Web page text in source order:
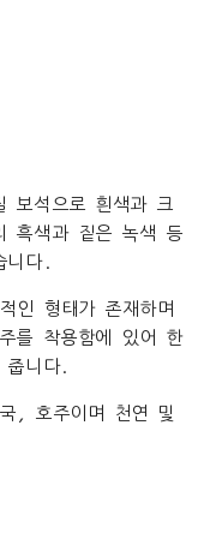
보석으로 흰색과 크
흑색과 짙은 녹색 등
다.
인 형태가 존재하며
를 착용함에 있어 한
니다.
, 호주이며 천연 및